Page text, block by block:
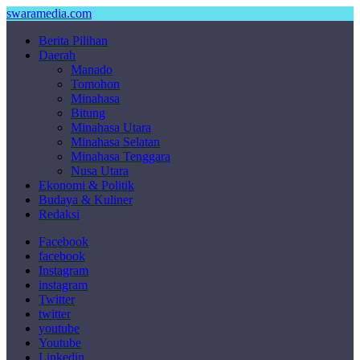
swaramedia.com
Berita Pilihan
Daerah
Manado
Tomohon
Minahasa
Bitung
Minahasa Utara
Minahasa Selatan
Minahasa Tenggara
Nusa Utara
Ekonomi & Politik
Budaya & Kuliner
Redaksi
Facebook
facebook
Instagram
instagram
Twitter
twitter
youtube
Youtube
Linkedin